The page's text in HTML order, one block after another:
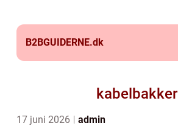
B2BGUIDERNE.dk
kabelbakker
17 juni 2026 admin